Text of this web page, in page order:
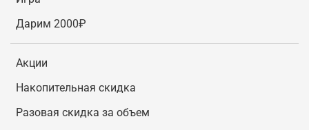
Дарим 2000₽
Акции
Накопительная скидка
Разовая скидка за объем